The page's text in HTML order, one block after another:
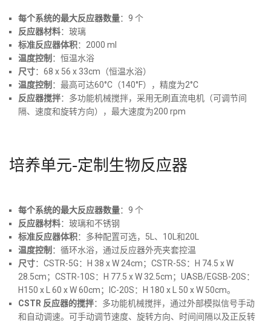
每个系统的最大反应器数量：9 个
反应器材料：玻璃
标准反应器体积：2000 ml
温度控制 ：恒温水浴
尺寸：68 x 56 x 33cm（恒温水浴）
温度控制 ：最高可达60°C（140°F），精度为2°C
反应器搅拌：多功能机械搅拌，采用无刷直流电机（可调节间
隔、速度和旋转方向），最大速度为200 rpm
培养单元-定制生物反应器
每个系统的最大反应器数量：9 个
反应器材料：玻璃和不锈钢
标准反应器体积：多种配置可选，5L、10L和20L
温度控制 ：循环水浴，通过反应器外壳夹套控温
尺寸：CSTR-5G：H 38 x W 24cm；CSTR-5S：H 74.5 x W
28.5cm；CSTR-10S：H 77.5 x W 32.5cm；UASB/EGSB-20S：
H150 x L 60 x W 60cm；IC-20S：H 180 x L 50 x W 50cm。
CSTR 反应器的搅拌：多功能机械搅拌，通过外部模拟信号手动
和自动调速。可手动调节速度、旋转方向、时间间隔以及正反转